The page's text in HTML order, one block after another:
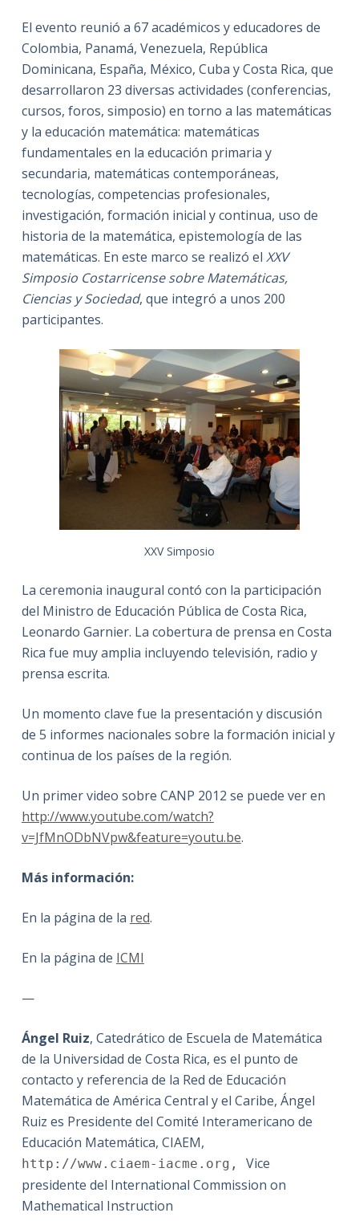
El evento reunió a 67 académicos y educadores de
Colombia, Panamá, Venezuela, República
Dominicana, España, México, Cuba y Costa Rica, que
desarrollaron 23 diversas actividades (conferencias,
cursos, foros, simposio) en torno a las matemáticas
y la educación matemática: matemáticas
fundamentales en la educación primaria y
secundaria, matemáticas contemporáneas,
tecnologías, competencias profesionales,
investigación, formación inicial y continua, uso de
historia de la matemática, epistemología de las
matemáticas. En este marco se realizó el XXV
Simposio Costarricense sobre Matemáticas,
Ciencias y Sociedad, que integró a unos 200
participantes.
XXV Simposio
La ceremonia inaugural contó con la participación
del Ministro de Educación Pública de Costa Rica,
Leonardo Garnier. La cobertura de prensa en Costa
Rica fue muy amplia incluyendo televisión, radio y
prensa escrita.
Un momento clave fue la presentación y discusión
de 5 informes nacionales sobre la formación inicial y
continua de los países de la región.
Un primer video sobre CANP 2012 se puede ver en
http://www.youtube.com/watch?
v=JfMnODbNVpw&feature=youtu.be.
Más información:
En la página de la red.
En la página de ICMI
—
Ángel Ruiz, Catedrático de Escuela de Matemática
de la Universidad de Costa Rica, es el punto de
contacto y referencia de la Red de Educación
Matemática de América Central y el Caribe, Ángel
Ruiz es Presidente del Comité Interamericano de
Educación Matemática, CIAEM,
http://www.ciaem-iacme. org, Vice
presidente del International Commission on
Mathematical Instruction